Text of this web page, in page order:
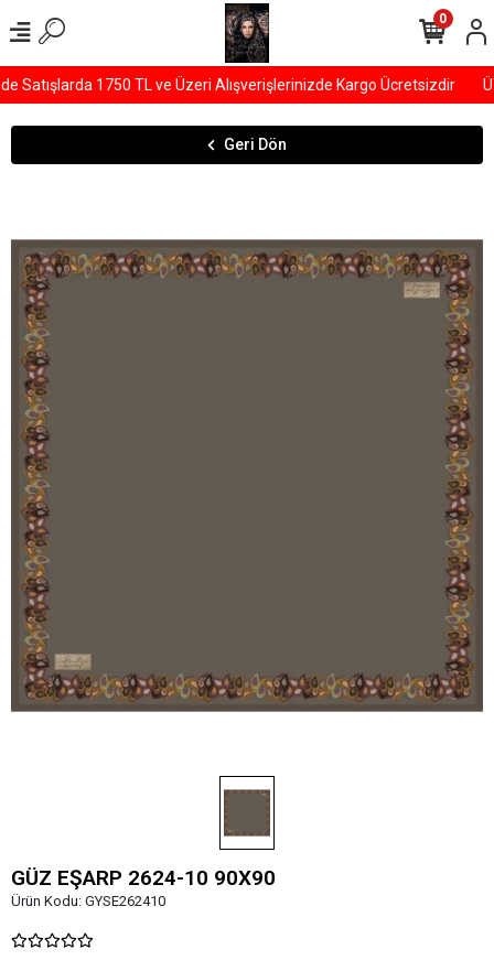
Satışlarda 1750 TL ve Üzeri Alışverişlerinizde Kargo Ücretsizdir
0
Geri Dön
GÜZ EŞARP 2624-10 90X90
Ürün Kodu: GYSE262410